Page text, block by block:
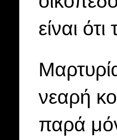
είναι
νεαρή
παρά